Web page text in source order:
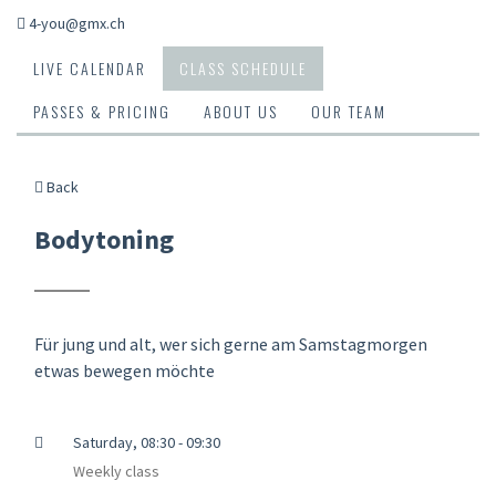
4-you@gmx.ch
LIVE CALENDAR
CLASS SCHEDULE
PASSES & PRICING
ABOUT US OUR TEAM
Back
Bodytoning
Für jung und alt, wer sich gerne am Samstagmorgen
etwas bewegen möchte
Saturday, 08:30 - 09:30
Weekly class